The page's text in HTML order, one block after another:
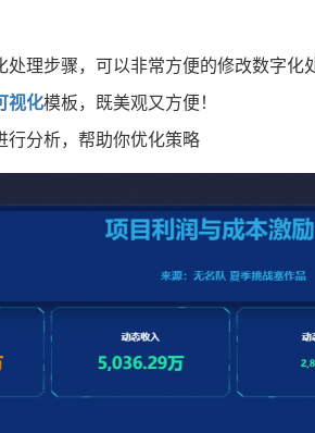
理步骤，可以非常方便的修改数字化
视化模板，既美观又方便！
行分析，帮助你优化策略